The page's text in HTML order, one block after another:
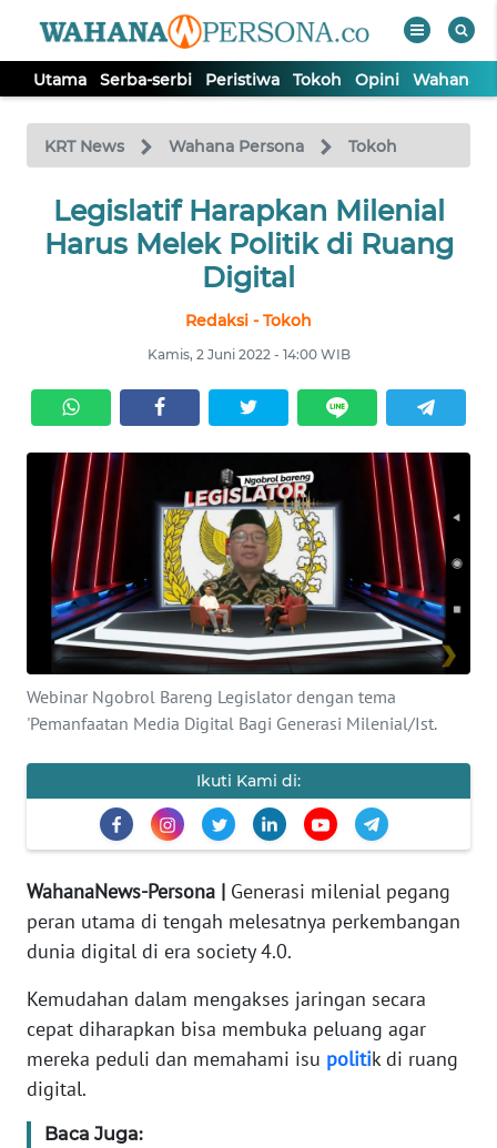
Utama Serba-serbi Peristiwa Tokoh Opini Wahana
KRT News Wahana Persona Tokoh
Legislatif Harapkan Milenial
Harus Melek Politik di Ruang
Digital
Redaksi - Tokoh
Kamis, 2 Juni 2022 - 14:00 WIB
Webinar Ngobrol Bareng Legislator dengan tema
'Pemanfaatan Media Digital Bagi Generasi Milenial/Ist.
Ikuti Kami di:
WahanaNews-Persona | Generasi milenial pegang
peran utama di tengah melesatnya perkembangan
dunia digital di era society 4.0.
Kemudahan dalam mengakses jaringan secara
cepat diharapkan bisa membuka peluang agar
mereka peduli dan memahami isu politik di ruang
digital.
Baca Juga:
TV
Tutup
UTAMA
TOKOH
OPINI
WAHANA
INFRASTRUKTUR
WAHANA
TANI
WAHANA
WAHANA
UMKM
WAHANA
SELEB
WAHANA
PERSONA